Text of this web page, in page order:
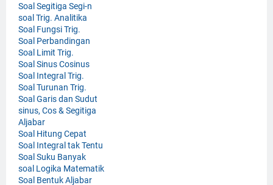
Soal Segitiga Segi-n
soal Trig. Analitika
Soal Fungsi Trig.
Soal Perbandingan
Soal Limit Trig.
Soal Sinus Cosinus
Soal Integral Trig.
Soal Turunan Trig.
Soal Garis dan Sudut
sinus, Cos & Segitiga
Aljabar
Soal Hitung Cepat
Soal Integral tak Tentu
Soal Suku Banyak
soal Logika Matematik
Soal Bentuk Aljabar